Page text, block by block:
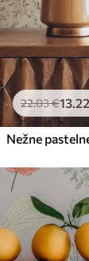
22.03€13.22
Nežne